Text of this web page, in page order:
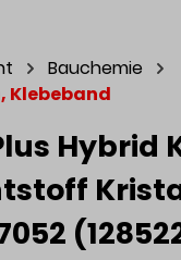
Bauchemie
Klebeband
Hybrid